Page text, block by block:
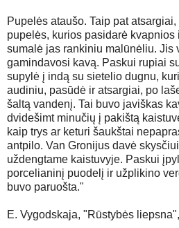
Pupelės ataušo. Taip pat
pupelės, kurios pasidarė kvapnios
sumalė jas rankiniu malūnėliu. Jis
gamindavosi kavą. Paskui rupiai
supylė į indą su sietelio dugnu,
audiniu, pasūdė ir atsargiai, po
šaltą vandenį. Tai buvo javiškas
dvidešimt minučių į pakištą
kaip trys ar keturi šaukštai
antpilo. Van Gronijus davė
uždengtame kaistuvyje. Paskui
porcelianinį puodelį ir užplikino
buvo paruošta."
E. Vygodskaja, "Rūstybės